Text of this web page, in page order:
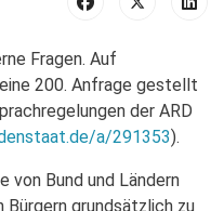
Fragen. Auf
200. Anfrage gestellt
der ARD
a/291353).
Bund und Ländern
Bürgern grundsätzlich zu